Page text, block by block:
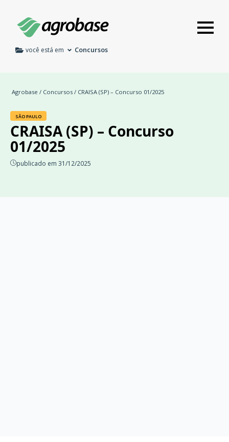
você está em Concursos
Agrobase / Concursos / CRAISA (SP) – Concurso 01/2025
SÃO PAULO
CRAISA (SP) – Concurso
01/2025
publicado em 31/12/2025